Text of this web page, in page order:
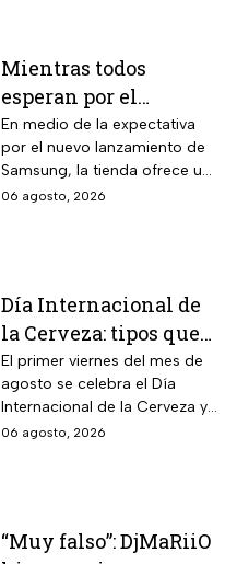
Mientras todos
esperan por el
Samsung Z Flip8,
Liverpool rebaja y
remata el Galaxy Z
Flip5 de 256GB a tres
En medio de la expectativa
por el nuevo lanzamiento de
Samsung, la tienda ofrece un
modelo anterior a un precio
06 agosto, 2026
Día Internacional de
la Cerveza: tipos que
hay con base en su
sabor y fermentación
El primer viernes del mes de
agosto se celebra el Día
Internacional de la Cerveza y
si quieres celebrarlo
06 agosto, 2026
“Muy falso”: DjMaRiiO